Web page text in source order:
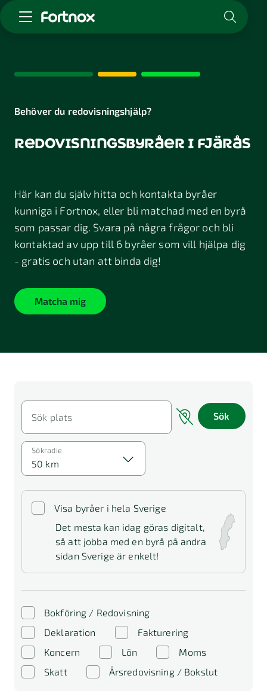
Skaffa Fortnox
Kunskap & inspiration
Logga in
Karriär
Kontakt
Behöver du redovisningshjälp?
redovisningsbyråer i fjärås
Här kan du själv hitta och kontakta byråer
kunniga i Fortnox, eller bli matchad med en byrå
som passar dig. Svara på några frågor och bli
kontaktad av upp till 6 byråer som vill hjälpa dig
- gratis och utan att binda dig!
Matcha mig
Sök plats Sök
Visa byråer i hela Sverige
Det mesta kan idag göras digitalt,
så att jobba med en byrå på andra
sidan Sverige är enkelt!
Sökradie
50 km
Bokföring / Redovisning
Deklaration
Fakturering
Koncern
Lön
Moms
Skatt
Årsredovisning / Bokslut